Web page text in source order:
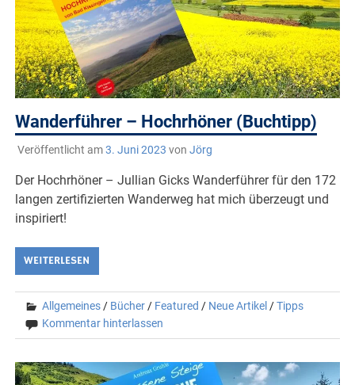
Wanderführer – Hochrhöner (Buchtipp)
Veröffentlicht am3. Juni 2023 von Jörg
Der Hochrhöner – Jullian Gicks Wanderführer für den 172
langen zertifizierten Wanderweg hat mich überzeugt und
inspiriert!
WEITERLESEN
Allgemeines / Bücher / Featured / Neue Artikel /Tipps
Kommentar hinterlassen